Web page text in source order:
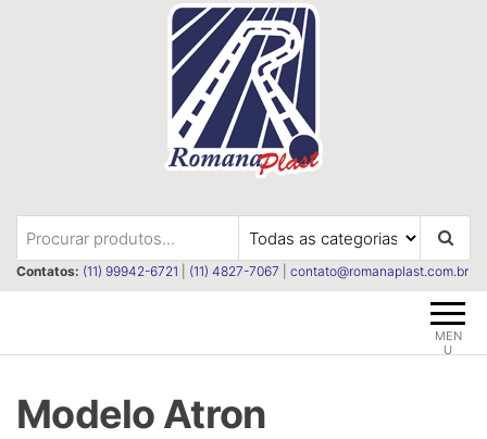
Romanaplast
Revestimentos e isolações
termica e acústica
Contatos: (11) 99942-6721 (11) 4827-7067 contato@romanaplast.com.br
MEN
U
Modelo Atron